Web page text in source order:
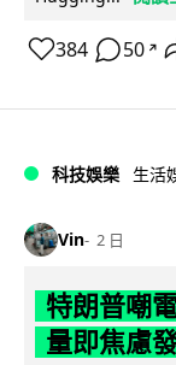
384 50 ↗
科技娛樂 生活
Vin 2 日
特朗普嘲
量即焦慮